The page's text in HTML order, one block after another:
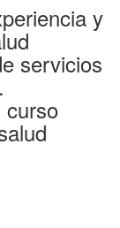
y
servicios
curso